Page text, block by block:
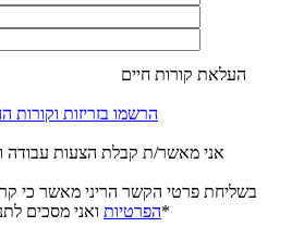
העלאת קורות חיים
הרשמו בזריזות וקורות
אני מאשר/ת קבלת הצעות עבודה
בשליחת פרטי הקשר הריני מאשר כי
הפרטיות ואני מסכים *